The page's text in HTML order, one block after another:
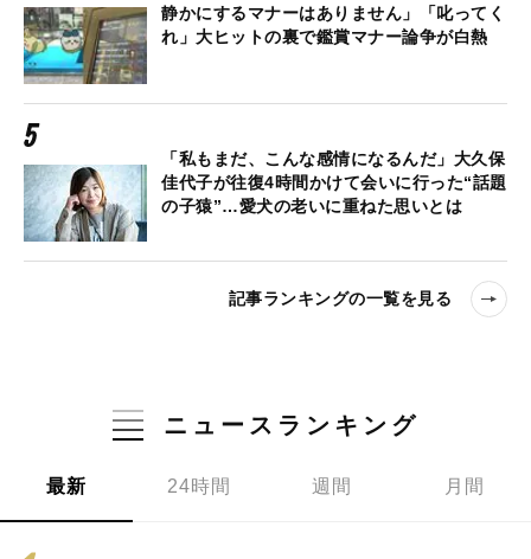
静かにするマナーはありません」「叱ってく
れ」大ヒットの裏で鑑賞マナー論争が白熱
「私もまだ、こんな感情になるんだ」大久保
佳代子が往復4時間かけて会いに行った“話題
の子猿”…愛犬の老いに重ねた思いとは
記事ランキングの一覧を見る
ニュースランキング
最新 24時間 週間 月間